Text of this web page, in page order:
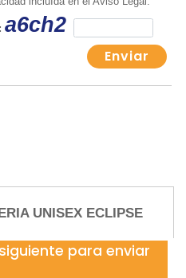
UNISEX ECLIPSE